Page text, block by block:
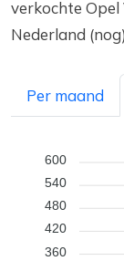
verkochte
Nederland
Per maand
600
540
480
420
360